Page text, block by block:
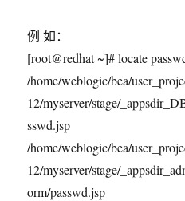
例 如：
[root@redhat ~]# locate
/home/weblogic/bea/
12/myserver/stage/
sswd.jsp
/home/weblogic/bea/
12/myserver/stage/
orm/passwd.jsp